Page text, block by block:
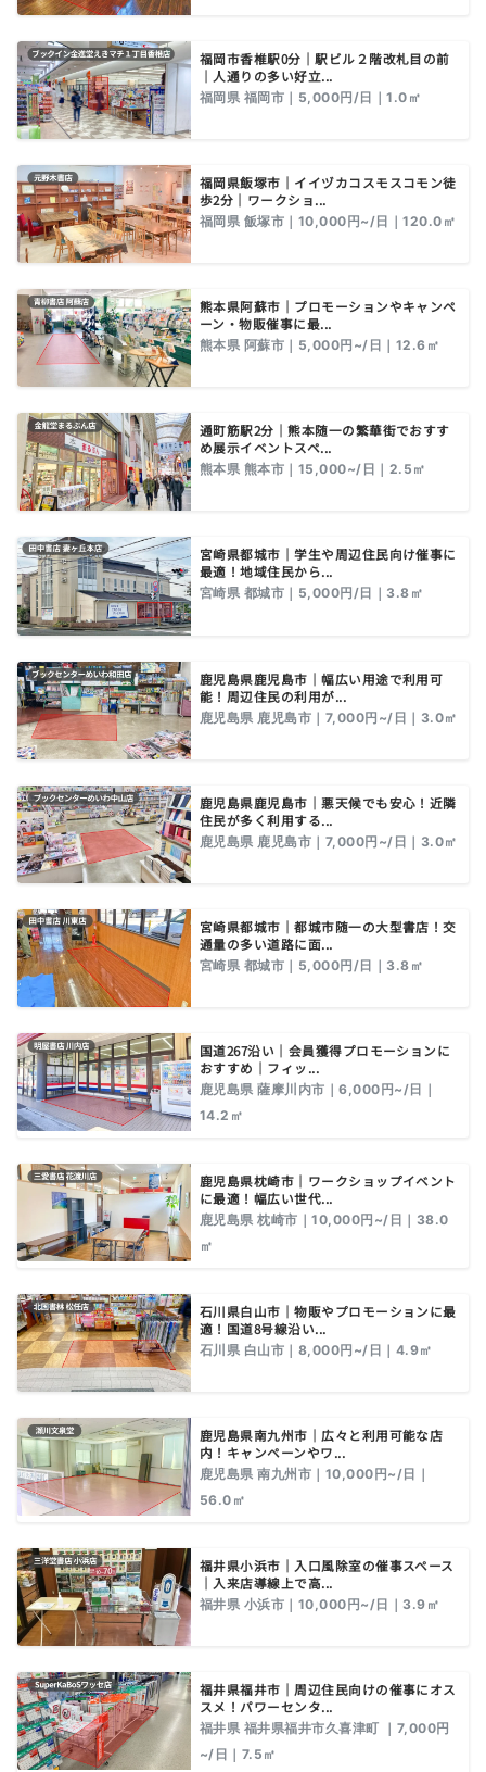
福岡市香椎駅0分｜駅ビル２階改札目の前
｜人通りの多い好立...
福岡県 福岡市｜5,000円/日｜1.0㎡
福岡県飯塚市｜イイヅカコスモスコモン徒
歩2分｜ワークショ...
福岡県 飯塚市｜10,000円~/日｜120.0㎡
熊本県阿蘇市｜プロモーションやキャンペ
ーン・物販催事に最...
熊本県 阿蘇市｜5,000円~/日｜12.6㎡
通町筋駅2分｜熊本随一の繁華街でおすす
め展示イベントスペ...
熊本県 熊本市｜15,000~/日｜2.5㎡
宮崎県都城市｜学生や周辺住民向け催事に
最適！地域住民から...
宮崎県 都城市｜5,000円/日｜3.8㎡
鹿児島県鹿児島市｜幅広い用途で利用可
能！周辺住民の利用が...
鹿児島県 鹿児島市｜7,000円~/日｜3.0㎡
鹿児島県鹿児島市｜悪天候でも安心！近隣
住民が多く利用する...
鹿児島県 鹿児島市｜7,000円~/日｜3.0㎡
宮崎県都城市｜都城市随一の大型書店！交
通量の多い道路に面...
宮崎県 都城市｜5,000円/日｜3.8㎡
国道267沿い｜会員獲得プロモーションに
おすすめ｜フィッ...
鹿児島県 薩摩川内市｜6,000円~/日｜
14.2㎡
鹿児島県枕崎市｜ワークショップイベント
に最適！幅広い世代...
鹿児島県 枕崎市｜10,000円~/日｜38.0
㎡
石川県白山市｜物販やプロモーションに最
適！国道8号線沿い...
石川県 白山市｜8,000円~/日｜4.9㎡
鹿児島県南九州市｜広々と利用可能な店
内！キャンペーンやワ...
鹿児島県 南九州市｜10,000円~/日｜
56.0㎡
福井県小浜市｜入口風除室の催事スペース
｜入来店導線上で高...
福井県 小浜市｜10,000円~/日｜3.9㎡
福井県福井市｜周辺住民向けの催事にオス
スメ！パワーセンタ...
福井県 福井県福井市久喜津町 ｜7,000円
~/日｜7.5㎡